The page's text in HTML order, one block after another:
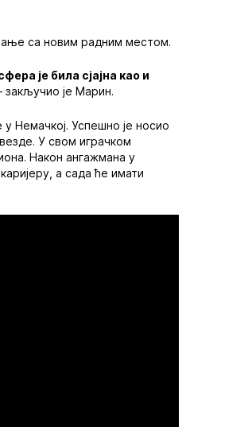
са новим радним местом.
је била сјајна као и
закључио је Марин.
Немачкој. Успешно је носио
У свом играчком
Након ангажмана у
а сада ће имати